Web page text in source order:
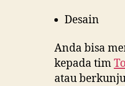
Desain
Anda bisa
kepada tim
atau